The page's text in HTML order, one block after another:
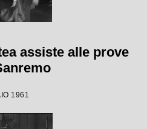
assiste alle prove
1961